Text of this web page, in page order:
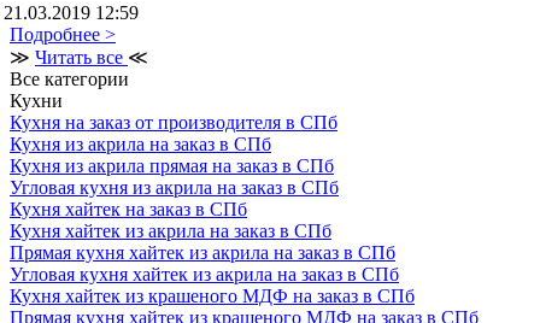
21.03.2019 12:59
Подробнее >
≫ Читать все ≪
Все категории
Кухни
Кухня на заказ от производителя в СПб
Кухня из акрила на заказ в СПб
Кухня из акрила прямая на заказ в СПб
Угловая кухня из акрила на заказ в СПб
Кухня хайтек на заказ в СПб
Кухня хайтек из акрила на заказ в СПб
Прямая кухня хайтек из акрила на заказ в СПб
Угловая кухня хайтек из акрила на заказ в СПб
Кухня хайтек из крашеного МДФ на заказ в СПб
Прямая кухня хайтек из крашеного МДФ на заказ в СПб